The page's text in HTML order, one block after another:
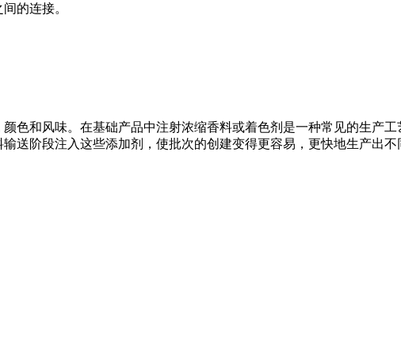
的连接。
色和风味。在基础产品中注射浓缩香料或着色剂是一种常见的生产
送阶段注入这些添加剂，使批次的创建变得更容易，更快地生产出